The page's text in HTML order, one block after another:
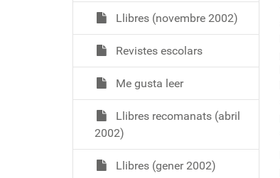
Llibres (novembre 2002)
Revistes escolars
Me gusta leer
Llibres recomanats (abril
2002)
Llibres (gener 2002)